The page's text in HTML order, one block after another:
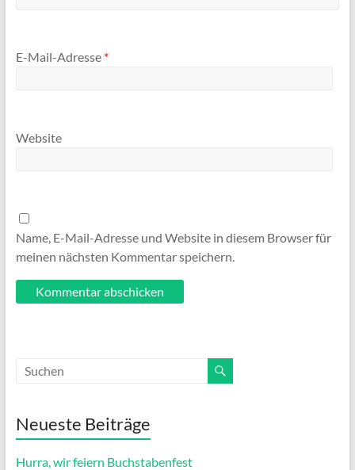
E-Mail-Adresse *
Website
Name, E-Mail-Adresse und Website in diesem Browser für
meinen nächsten Kommentar speichern.
Neueste Beiträge
Hurra, wir feiern Buchstabenfest